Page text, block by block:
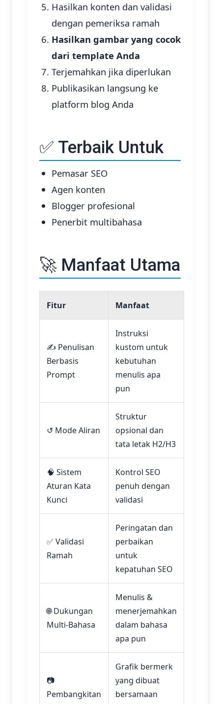
Hasilkan konten dan validasi
dengan pemeriksa ramah
Hasilkan gambar yang cocok
dari template Anda
Terjemahkan jika diperlukan
Publikasikan langsung ke
platform blog Anda
✅ Terbaik Untuk
Pemasar SEO
Agen konten
Blogger profesional
Penerbit multibahasa
🚀 Manfaat Utama
Fitur Manfaat
✍️ Penulisan
Berbasis
Prompt
Instruksi
kustom untuk
kebutuhan
menulis apa
pun
↺ Mode Aliran
Struktur
opsional dan
tata letak H2/H3
🧠 Sistem
Aturan Kata
Kunci
Kontrol SEO
penuh dengan
validasi
✅ Validasi
Ramah
Peringatan dan
perbaikan
untuk
kepatuhan SEO
🌐 Dukungan
Multi-Bahasa
Menulis &
menerjemahkan
dalam bahasa
apa pun
📷
Pembangkitan
Grafik bermerk
yang dibuat
bersamaan